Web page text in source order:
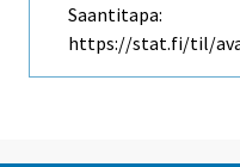
Saantitapa:
https://stat.fi/til/